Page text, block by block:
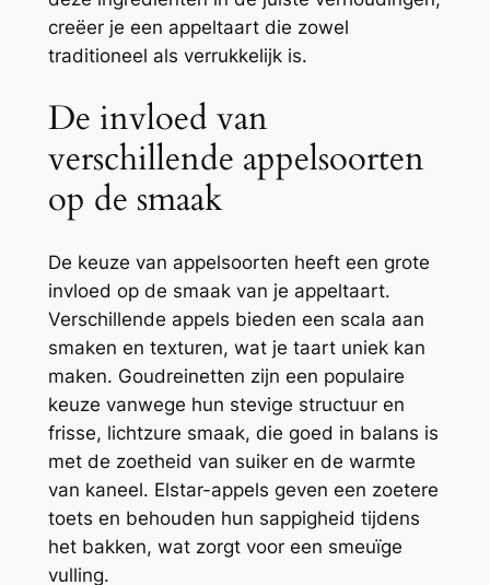
creëer je een appeltaart die zowel
traditioneel als verrukkelijk is.
De invloed van
verschillende appelsoorten
op de smaak
De keuze van appelsoorten heeft een grote
invloed op de smaak van je appeltaart.
Verschillende appels bieden een scala aan
smaken en texturen, wat je taart uniek kan
maken. Goudreinetten zijn een populaire
keuze vanwege hun stevige structuur en
frisse, lichtzure smaak, die goed in balans is
met de zoetheid van suiker en de warmte
van kaneel. Elstar-appels geven een zoetere
toets en behouden hun sappigheid tijdens
het bakken, wat zorgt voor een smeuïge
vulling.